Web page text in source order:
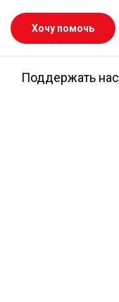
Хочу помочь
Поддержать нас